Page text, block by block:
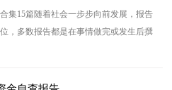
集15篇随着社会一步步向前发展，报告
，多数报告都是在事情做完或发生后撰